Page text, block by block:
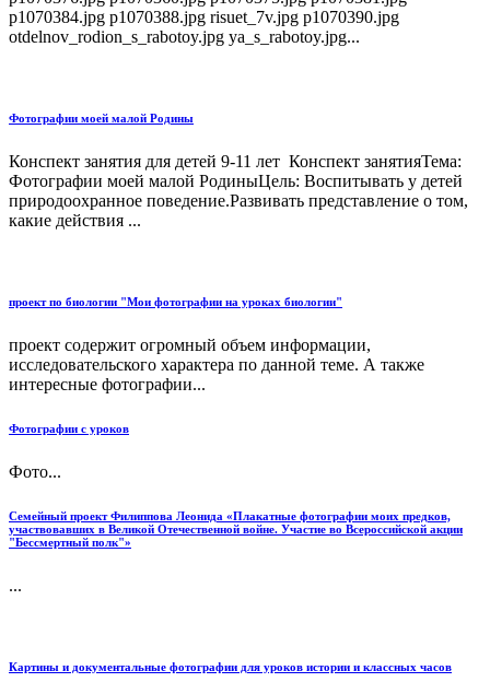
p1070384.jpg p1070388.jpg risuet_7v.jpg p1070390.jpg
otdelnov_rodion_s_rabotoy.jpg ya_s_rabotoy.jpg...
Фотографии моей малой Родины
Конспект занятия для детей 9-11 лет Конспект занятияТема:
Фотографии моей малой РодиныЦель: Воспитывать у детей
природоохранное поведение.Развивать представление о том,
какие действия ...
проект по биологии "Мои фотографии на уроках биологии"
проект содержит огромный объем информации,
исследовательского характера по данной теме. А также
интересные фотографии...
Фотографии с уроков
Фото...
Семейный проект Филиппова Леонида «Плакатные фотографии моих предков,
участвовавших в Великой Отечественной войне. Участие во Всероссийской акции
"Бессмертный полк"»
...
Картины и документальные фотографии для уроков истории и классных часов